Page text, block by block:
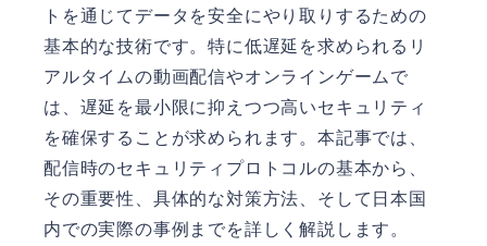
トを通じてデータを安全にやり取りするための
基本的な技術です。特に低遅延を求められるリ
アルタイムの動画配信やオンラインゲームで
は、遅延を最小限に抑えつつ高いセキュリティ
を確保することが求められます。本記事では、
配信時のセキュリティプロトコルの基本から、
その重要性、具体的な対策方法、そして日本国
内での実際の事例までを詳しく解説します。